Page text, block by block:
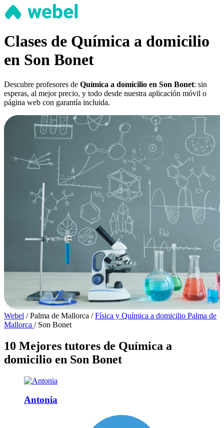
Clases de Química a domicilio
en Son Bonet
Descubre profesores de Química a domicilio en Son Bonet: sin
esperas, al mejor precio, y todo desde nuestra aplicación móvil o
página web con garantía incluida.
Webel / Palma de Mallorca / Física y Química a domicilio Palma de
Mallorca / Son Bonet
10 Mejores tutores de Química a
domicilio en Son Bonet
Antonia